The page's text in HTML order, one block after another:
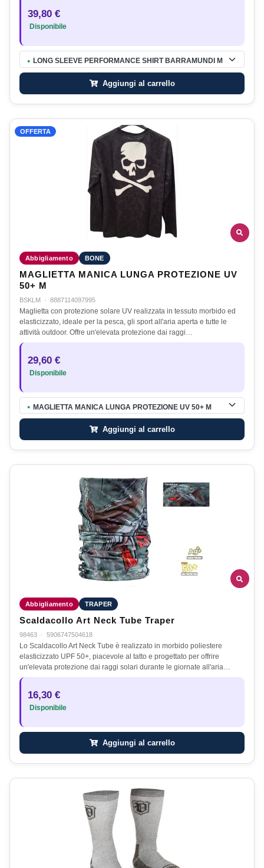
39,80 €
Disponibile
● LONG SLEEVE PERFORMANCE SHIRT BARRAMUNDI M
Aggiungi al carrello
OFFERTA
Abbigliamento BONE
MAGLIETTA MANICA LUNGA PROTEZIONE UV
50+ M
BSKLM · 8887114097995
Maglietta con protezione solare UV realizzata in tessuto morbido ed
elasticizzato, ideale per la pesca, gli sport all'aria aperta e tutte le
attività outdoor. Offre un'elevata protezione dai raggi…
29,60 €
Disponibile
● MAGLIETTA MANICA LUNGA PROTEZIONE UV 50+ M
Aggiungi al carrello
Abbigliamento TRAPER
Scaldacollo Art Neck Tube Traper
98463 · 5906747504618
Lo Scaldacollo Art Neck Tube è realizzato in morbido poliestere
elasticizzato UPF 50+, piacevole al tatto e progettato per offrire
un'elevata protezione dai raggi solari durante le giornate all'aria…
16,30 €
Disponibile
Aggiungi al carrello